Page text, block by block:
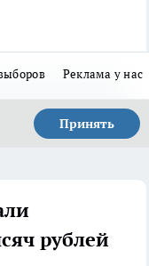
Реклама у нас
Принять
рублей